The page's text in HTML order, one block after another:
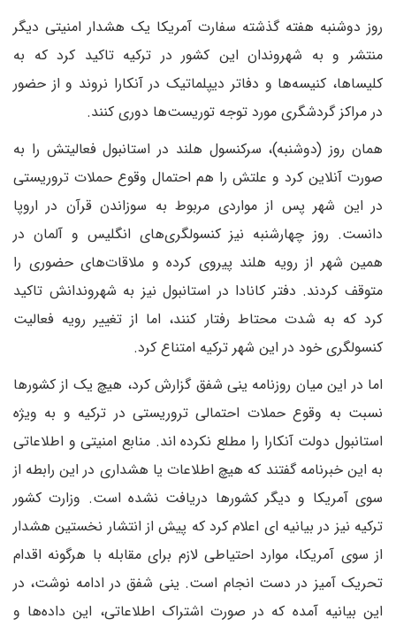
روز دوشنبه هفته گذشته سفارت آمریکا یک هشدار امنیتی دیگر
منتشر و به شهروندان این کشور در ترکیه تاکید کرد که به
کلیساها، کنیسه‌ها و دفاتر دیپلماتیک در آنکارا نروند و از حضور
در مراکز گردشگری مورد توجه توریست‌ها دوری کنند.
همان روز (دوشنبه)، سرکنسول هلند در استانبول فعالیتش را به
صورت آنلاین کرد و علتش را هم احتمال وقوع حملات تروریستی
در این شهر پس از مواردی مربوط به سوزاندن قرآن در اروپا
دانست. روز چهارشنبه نیز کنسولگری‌های انگلیس و آلمان در
همین شهر از رویه هلند پیروی کرده و ملاقات‌های حضوری را
متوقف کردند. دفتر کانادا در استانبول نیز به شهروندانش تاکید
کرد که به شدت محتاط رفتار کنند، اما از تغییر رویه فعالیت
کنسولگری خود در این شهر ترکیه امتناع کرد.
اما در این میان روزنامه ینی شفق گزارش کرد، هیچ یک از کشورها
نسبت به وقوع حملات احتمالی تروریستی در ترکیه و به ویژه
استانبول دولت آنکارا را مطلع نکرده اند. منابع امنیتی و اطلاعاتی
به این خبرنامه گفتند که هیچ اطلاعات یا هشداری در این رابطه از
سوی آمریکا و دیگر کشورها دریافت نشده است. وزارت کشور
ترکیه نیز در بیانیه ای اعلام کرد که پیش از انتشار نخستین هشدار
از سوی آمریکا، موارد احتیاطی لازم برای مقابله با هرگونه اقدام
تحریک آمیز در دست انجام است. ینی شفق در ادامه نوشت، در
این بیانیه آمده که در صورت اشتراک اطلاعاتی، این داده‌ها و